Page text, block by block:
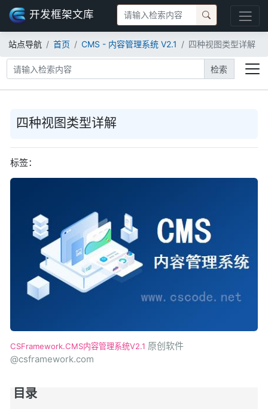
开发框架文库
站点导航 首页 CMS - 内容管理系统 V2.1 四种视图类型详解
检索
四种视图类型详解
标签：
CSFramework.CMS内容管理系统V2.1 原创软件
@csframework.com
目录